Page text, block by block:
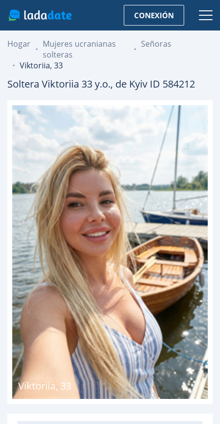
CONEXIÓN
Hogar
Mujeres ucranianas
solteras
Señoras
Viktoriia, 33
Soltera Viktoriia 33y.o., de Kyiv ID 584212
Viktoriia, 33